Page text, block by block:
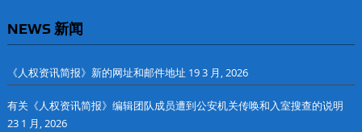
NEWS 新闻
《人权资讯简报》新的网址和邮件地址 19 3 月, 2026
有关《人权资讯简报》编辑团队成员遭到公安机关传唤和入室搜查的说明
23 1 月, 2026